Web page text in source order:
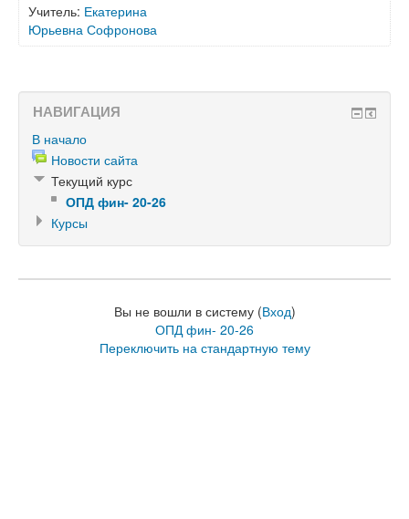
Учитель: Екатерина
Юрьевна Софронова
НАВИГАЦИЯ
В начало
Новости сайта
Текущий курс
ОПД фин- 20-26
Курсы
Вы не вошли в систему (Вход)
ОПД фин- 20-26
Переключить на стандартную тему